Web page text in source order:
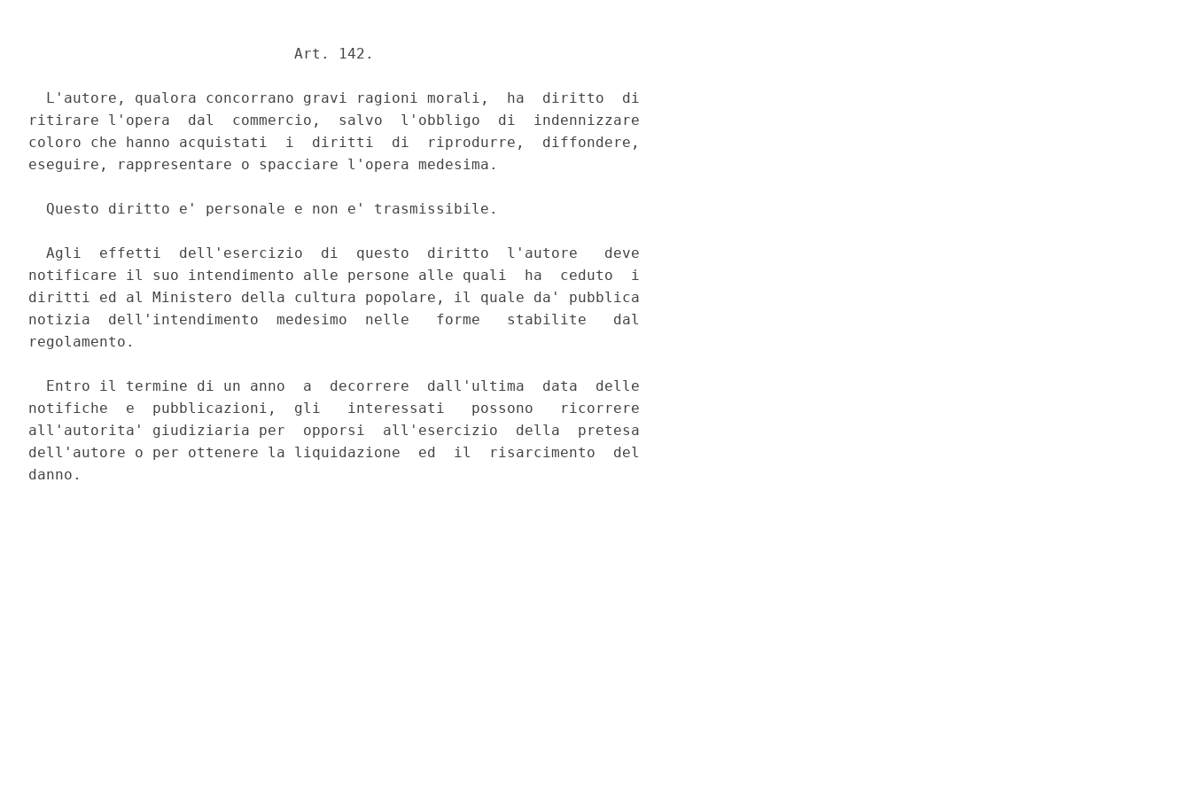
                              Art. 142.
  L'autore, qualora concorrano gravi ragioni morali,  ha  diritto  di
ritirare l'opera  dal  commercio,  salvo  l'obbligo  di  indennizzare
coloro che hanno acquistati  i  diritti  di  riprodurre,  diffondere,
eseguire, rappresentare o spacciare l'opera medesima.
  Questo diritto e' personale e non e' trasmissibile.
  Agli  effetti  dell'esercizio  di  questo  diritto  l'autore   deve
notificare il suo intendimento alle persone alle quali  ha  ceduto  i
diritti ed al Ministero della cultura popolare, il quale da' pubblica
notizia  dell'intendimento  medesimo  nelle   forme   stabilite   dal
regolamento.
  Entro il termine di un anno  a  decorrere  dall'ultima  data  delle
notifiche  e  pubblicazioni,  gli   interessati   possono   ricorrere
all'autorita' giudiziaria per  opporsi  all'esercizio  della  pretesa
dell'autore o per ottenere la liquidazione  ed  il  risarcimento  del